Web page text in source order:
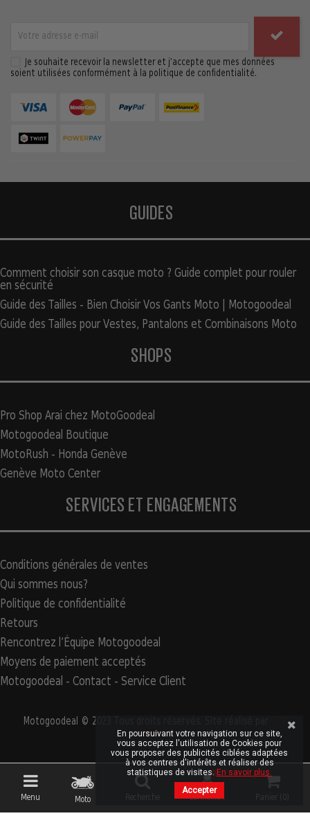
Menu Moto Recherche Connexion Panier ( 0
Je souhaite recevoir la newsletter et j’accepte que mes données
soient utilisées conformément à la politique de confidentialité.
GUIDES
Comment choisir son casque moto ? Guide complet pour rouler
en sécurité
Guide des Tailles - Bien Choisir Vos Gants Moto | Motogoodeal
Guide des Tailles pour Vestes, Pantalons et Combinaisons Moto
SHOPS
Pro Shop Arai chez MotoGoodeal
Motogoodeal Boutique
MotoRush - Honda Genève
Genève Moto Center
SERVICES ET ENGAGEMENTS
Conditions générales de ventes
Qui sommes nous?
Politique de confidentialité
Retours
Rencontrez l’Équipe Motogoodeal
Moyens de paiement acceptés
Motogoodeal - Contact - Service Client
Motogoodeal © 2023 Tous droits réservés. Site réalisé par
Solution
En poursuivant votre navigation sur ce site,
vous acceptez l'utilisation de Cookies pour
vous proposer des publicités ciblées adaptées
à vos centres d'intérêts et réaliser des
statistiques de visites.En savoir plus.
Accepter